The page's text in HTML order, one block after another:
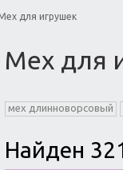
для игрушек
Мех для
мех длинноворсовый
Найден